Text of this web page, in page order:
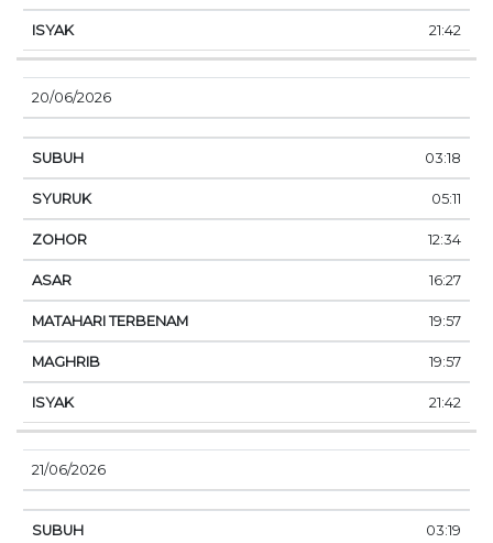
21:42
20/06/2026
03:18
05:11
12:34
16:27
19:57
19:57
21:42
21/06/2026
03:19